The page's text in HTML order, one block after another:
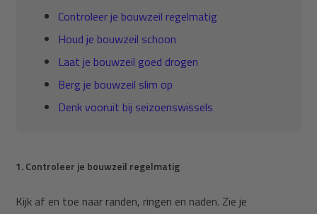
Controleer je bouwzeil regelmatig
Houd je bouwzeil schoon
Laat je bouwzeil goed drogen
Berg je bouwzeil slim op
Denk vooruit bij seizoenswissels
1. Controleer je bouwzeil regelmatig
Kijk af en toe naar randen, ringen en naden. Zie je